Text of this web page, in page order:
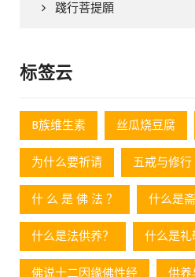
踐行菩提願
标签云
B族维生素 丝瓜烧豆腐
为什么要祈请 五戒与修行
什 么 是 佛 法 ？ 什么是斋
什么是法供养？ 什么是礼
佛说十二因缘佛性经 供养